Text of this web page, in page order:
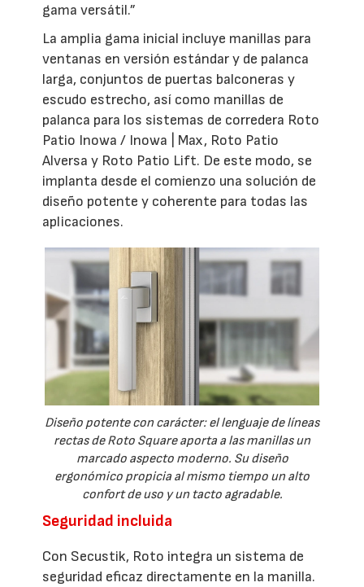
gama versátil.”
La amplia gama inicial incluye manillas para
ventanas en versión estándar y de palanca
larga, conjuntos de puertas balconeras y
escudo estrecho, así como manillas de
palanca para los sistemas de corredera Roto
Patio Inowa / Inowa | Max, Roto Patio
Alversa y Roto Patio Lift. De este modo, se
implanta desde el comienzo una solución de
diseño potente y coherente para todas las
aplicaciones.
Diseño potente con carácter: el lenguaje de líneas
rectas de Roto Square aporta a las manillas un
marcado aspecto moderno. Su diseño
ergonómico propicia al mismo tiempo un alto
confort de uso y un tacto agradable.
Seguridad incluida
Con Secustik, Roto integra un sistema de
seguridad eficaz directamente en la manilla.